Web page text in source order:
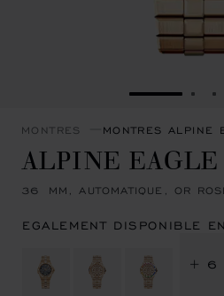
ALLER À
MONTRES MONTRES ALPINE
ALPINE
36 MM, AUTOMATIQUE, OR
EGALEMENT DISPONIBLE EN
+ 6